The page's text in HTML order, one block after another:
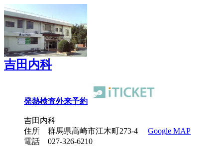
吉田内科
発熱検査外来予約
吉田内科
住所 群馬県高崎市江木町273-4 Google MAP
電話 027-326-6210